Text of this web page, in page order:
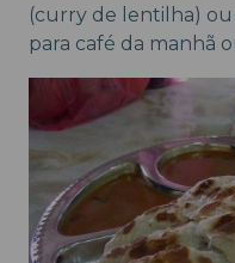
(curry de lentilha)
para café da manhã